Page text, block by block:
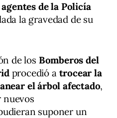
de la Policía
la gravedad de su
de los Bomberos del
procedió a trocear la
el árbol afectado,
nuevos
suponer un